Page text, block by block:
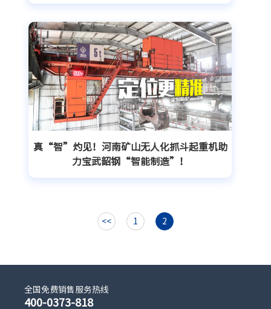
真“智”灼见！河南矿山无人化抓斗起重机助
力宝武韶钢“智能制造”！
<< 1 2
全国免费销售服务热线
400-0373-818